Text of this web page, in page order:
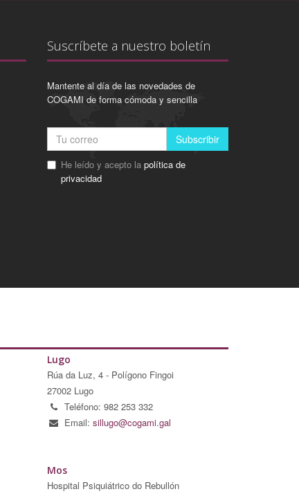
Suscríbete a nuestro boletín
Mantente al día de las novedades de
COGAMI de forma cómoda y sencilla
Subscribir
He leído y acepto la política de
privacidad
Lugo
Rúa da Luz, 4 - Polígono Fingoi
27002 Lugo
Teléfono: 982 253 332
Email: sillugo@cogami.gal
Mos
Hospital Psiquiátrico do Rebullón